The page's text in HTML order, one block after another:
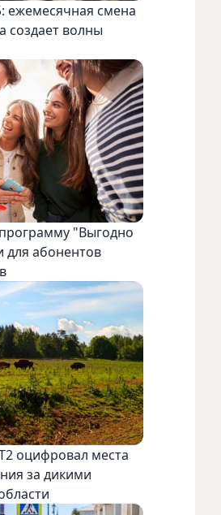
ежемесячная смена
создает волны
"Выгодно
для абонентов
оцифровал места
за дикими